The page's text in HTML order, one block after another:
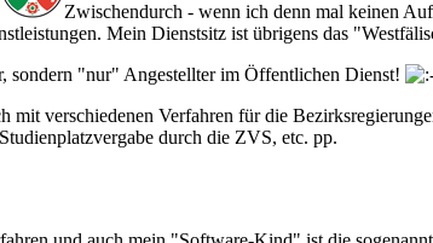
Zwischendurch - wenn ich denn mal keinen
Mein Dienstsitz ist übrigens das
sondern "nur" Angestellter im Öffentlichen Dienst!
mit verschiedenen Verfahren für die
durch die ZVS, etc. pp.